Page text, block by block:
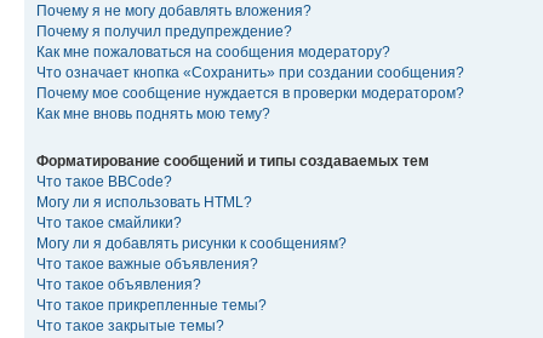
Почему я не могу добавлять вложения?
Почему я получил предупреждение?
Как мне пожаловаться на сообщения модератору?
Что означает кнопка «Сохранить» при создании сообщения?
Почему мое сообщение нуждается в проверки модератором?
Как мне вновь поднять мою тему?
Форматирование сообщений и типы создаваемых тем
Что такое BBCode?
Могу ли я использовать HTML?
Что такое смайлики?
Могу ли я добавлять рисунки к сообщениям?
Что такое важные объявления?
Что такое объявления?
Что такое прикрепленные темы?
Что такое закрытые темы?